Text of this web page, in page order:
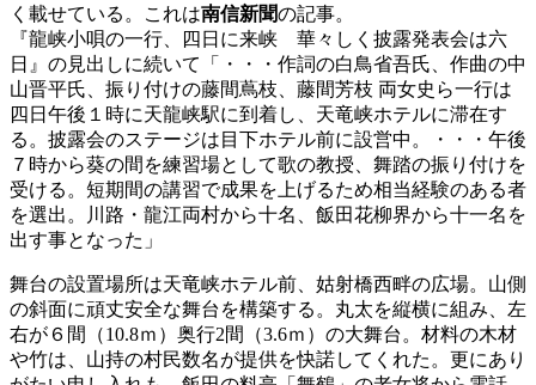
く載せている。これは南信新聞の記事。
『龍峡小唄の一行、四日に来峡 華々しく披露発表会は六
日』の見出しに続いて「・・・作詞の白鳥省吾氏、作曲の中
山晋平氏、振り付けの藤間蔦枝、藤間芳枝 両女史ら一行は
四日午後１時に天龍峡駅に到着し、天竜峡ホテルに滞在す
る。披露会のステージは目下ホテル前に設営中。・・・午後
７時から葵の間を練習場として歌の教授、舞踏の振り付けを
受ける。短期間の講習で成果を上げるため相当経験のある者
を選出。川路・龍江両村から十名、飯田花柳界から十一名を
出す事となった」
舞台の設置場所は天竜峡ホテル前、姑射橋西畔の広場。山側
の斜面に頑丈安全な舞台を構築する。丸太を縦横に組み、左
右が６間（10.8ｍ）奥行2間（3.6ｍ）の大舞台。材料の木材
や竹は、山持の村民数名が提供を快諾してくれた。更にあり